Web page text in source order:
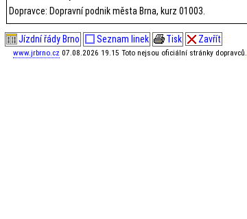
Dopravce: Dopravní podnik města Brna, kurz 01003.
Jízdní řády Brno Seznam linek Tisk Zavřít
www.jrbrno.cz 07.08.2026 19.15 Toto nejsou oficiální stránky dopravců.